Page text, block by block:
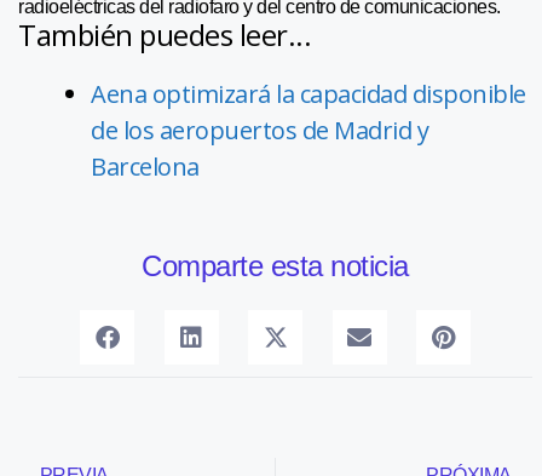
radioeléctricas del radiofaro y del centro de comunicaciones.
También puedes leer...
Aena optimizará la capacidad disponible
de los aeropuertos de Madrid y
Barcelona
Comparte esta noticia